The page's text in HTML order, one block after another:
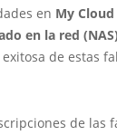
en My Cloud
en la red (NAS)
de estas
de las